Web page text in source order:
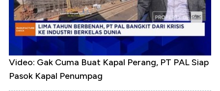
Video: Gak Cuma Buat Kapal Perang, PT PAL Siap
Pasok Kapal Penumpag